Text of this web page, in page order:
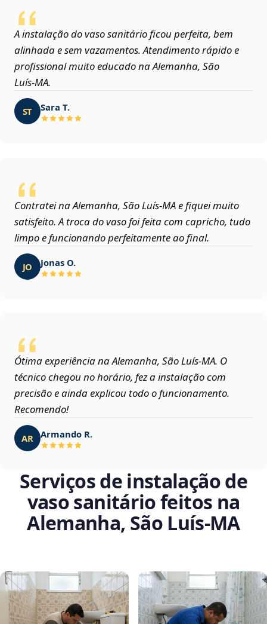
A instalação do vaso sanitário ficou perfeita, bem
alinhada e sem vazamentos. Atendimento rápido e
profissional muito educado na Alemanha, São
Luís‑MA.
ST Sara T.
Contratei na Alemanha, São Luís‑MA e fiquei muito
satisfeito. A troca do vaso foi feita com capricho, tudo
limpo e funcionando perfeitamente ao final.
JO Jonas O.
Ótima experiência na Alemanha, São Luís‑MA. O
técnico chegou no horário, fez a instalação com
precisão e ainda explicou todo o funcionamento.
Recomendo!
AR Armando R.
Serviços de instalação de
vaso sanitário feitos na
Alemanha, São Luís‑MA